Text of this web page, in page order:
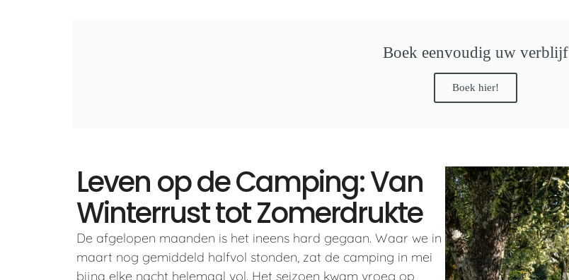
Boek eenvoudig uw verblijf
Boek hier!
Leven op de Camping: Van
Winterrust tot Zomerdrukte
De afgelopen maanden is het ineens hard gegaan. Waar we in
maart nog gemiddeld halfvol stonden, zat de camping in mei
bijna elke nacht helemaal vol. Het seizoen kwam vroeg op